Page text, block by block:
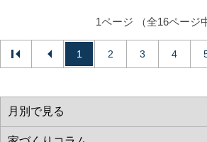
1ページ （全16ページ
1 2 3 4